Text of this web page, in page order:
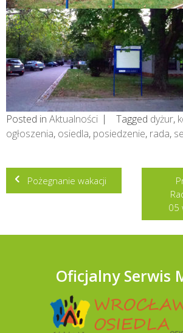
Posted in Aktualności Tagged dyżur,
ogłoszenia, osiedla, posiedzenie, rada,
Nawigacja
wpisu
Pożegnanie wakacji
05
Oficjalny Serwis